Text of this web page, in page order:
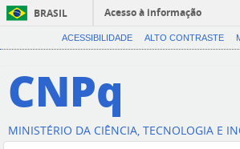
BRASIL
Acesso à informação
ACESSIBILIDADE ALTO CONTRASTE
CNPq
MINISTÉRIO DA CIÊNCIA, TECNOLOGIA E